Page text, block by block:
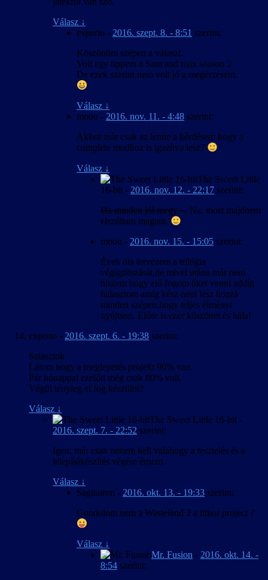
Válasz ↓
experto - 2016. szept. 8. - 8:51 szerint:
Köszönöm szépen a választ.
Volt egy tippem a Sam and max season 2
De ezek szerint nem volt jó a megérzésem.
Válasz ↓
mooo - 2016. nov. 11. - 4:48 szerint:
Akkor már csak az lenne a kérdésem hogy a
complete modhoz is igazítva lesz?
Válasz ↓
The Sweet Little
16-bit - 2016. nov. 12. - 22:17 szerint:
Ha minden jól megy… Na, most majdnem
elszóltam magam.
mooo - 2016. nov. 15. - 15:05 szerint:
Évek óta tervezem a trilógia
végigjátszását,de mivel utána már nem
hiszem hogy elő fogom őket venni addíg
halasztom amíg kész nem lesz hozzá
minden szépen,hogy teljes élményt
nyújtson. Előre is ezer köszönet és hála!
experto - 2016. szept. 6. - 19:38 szerint:
Sziasztok
Látom hogy a meglepetés projekt 90% van.
Pár hónappal ezelőtt még csak 80% volt.
Végül tényleg el fog készülni?
Válasz ↓
The Sweet Little 16-bit -
2016. szept. 7. - 22:52 szerint:
Igen, már csak nekem kell valahogy a tesztelés és a
telepítőkészítés végére érnem.
Válasz ↓
Sagitairon - 2016. okt. 13. - 19:33 szerint:
Gondolom nem a Wasteland 2 a titkor project ?
Válasz ↓
Mr. Fusion - 2016. okt. 14. -
8:54 szerint: